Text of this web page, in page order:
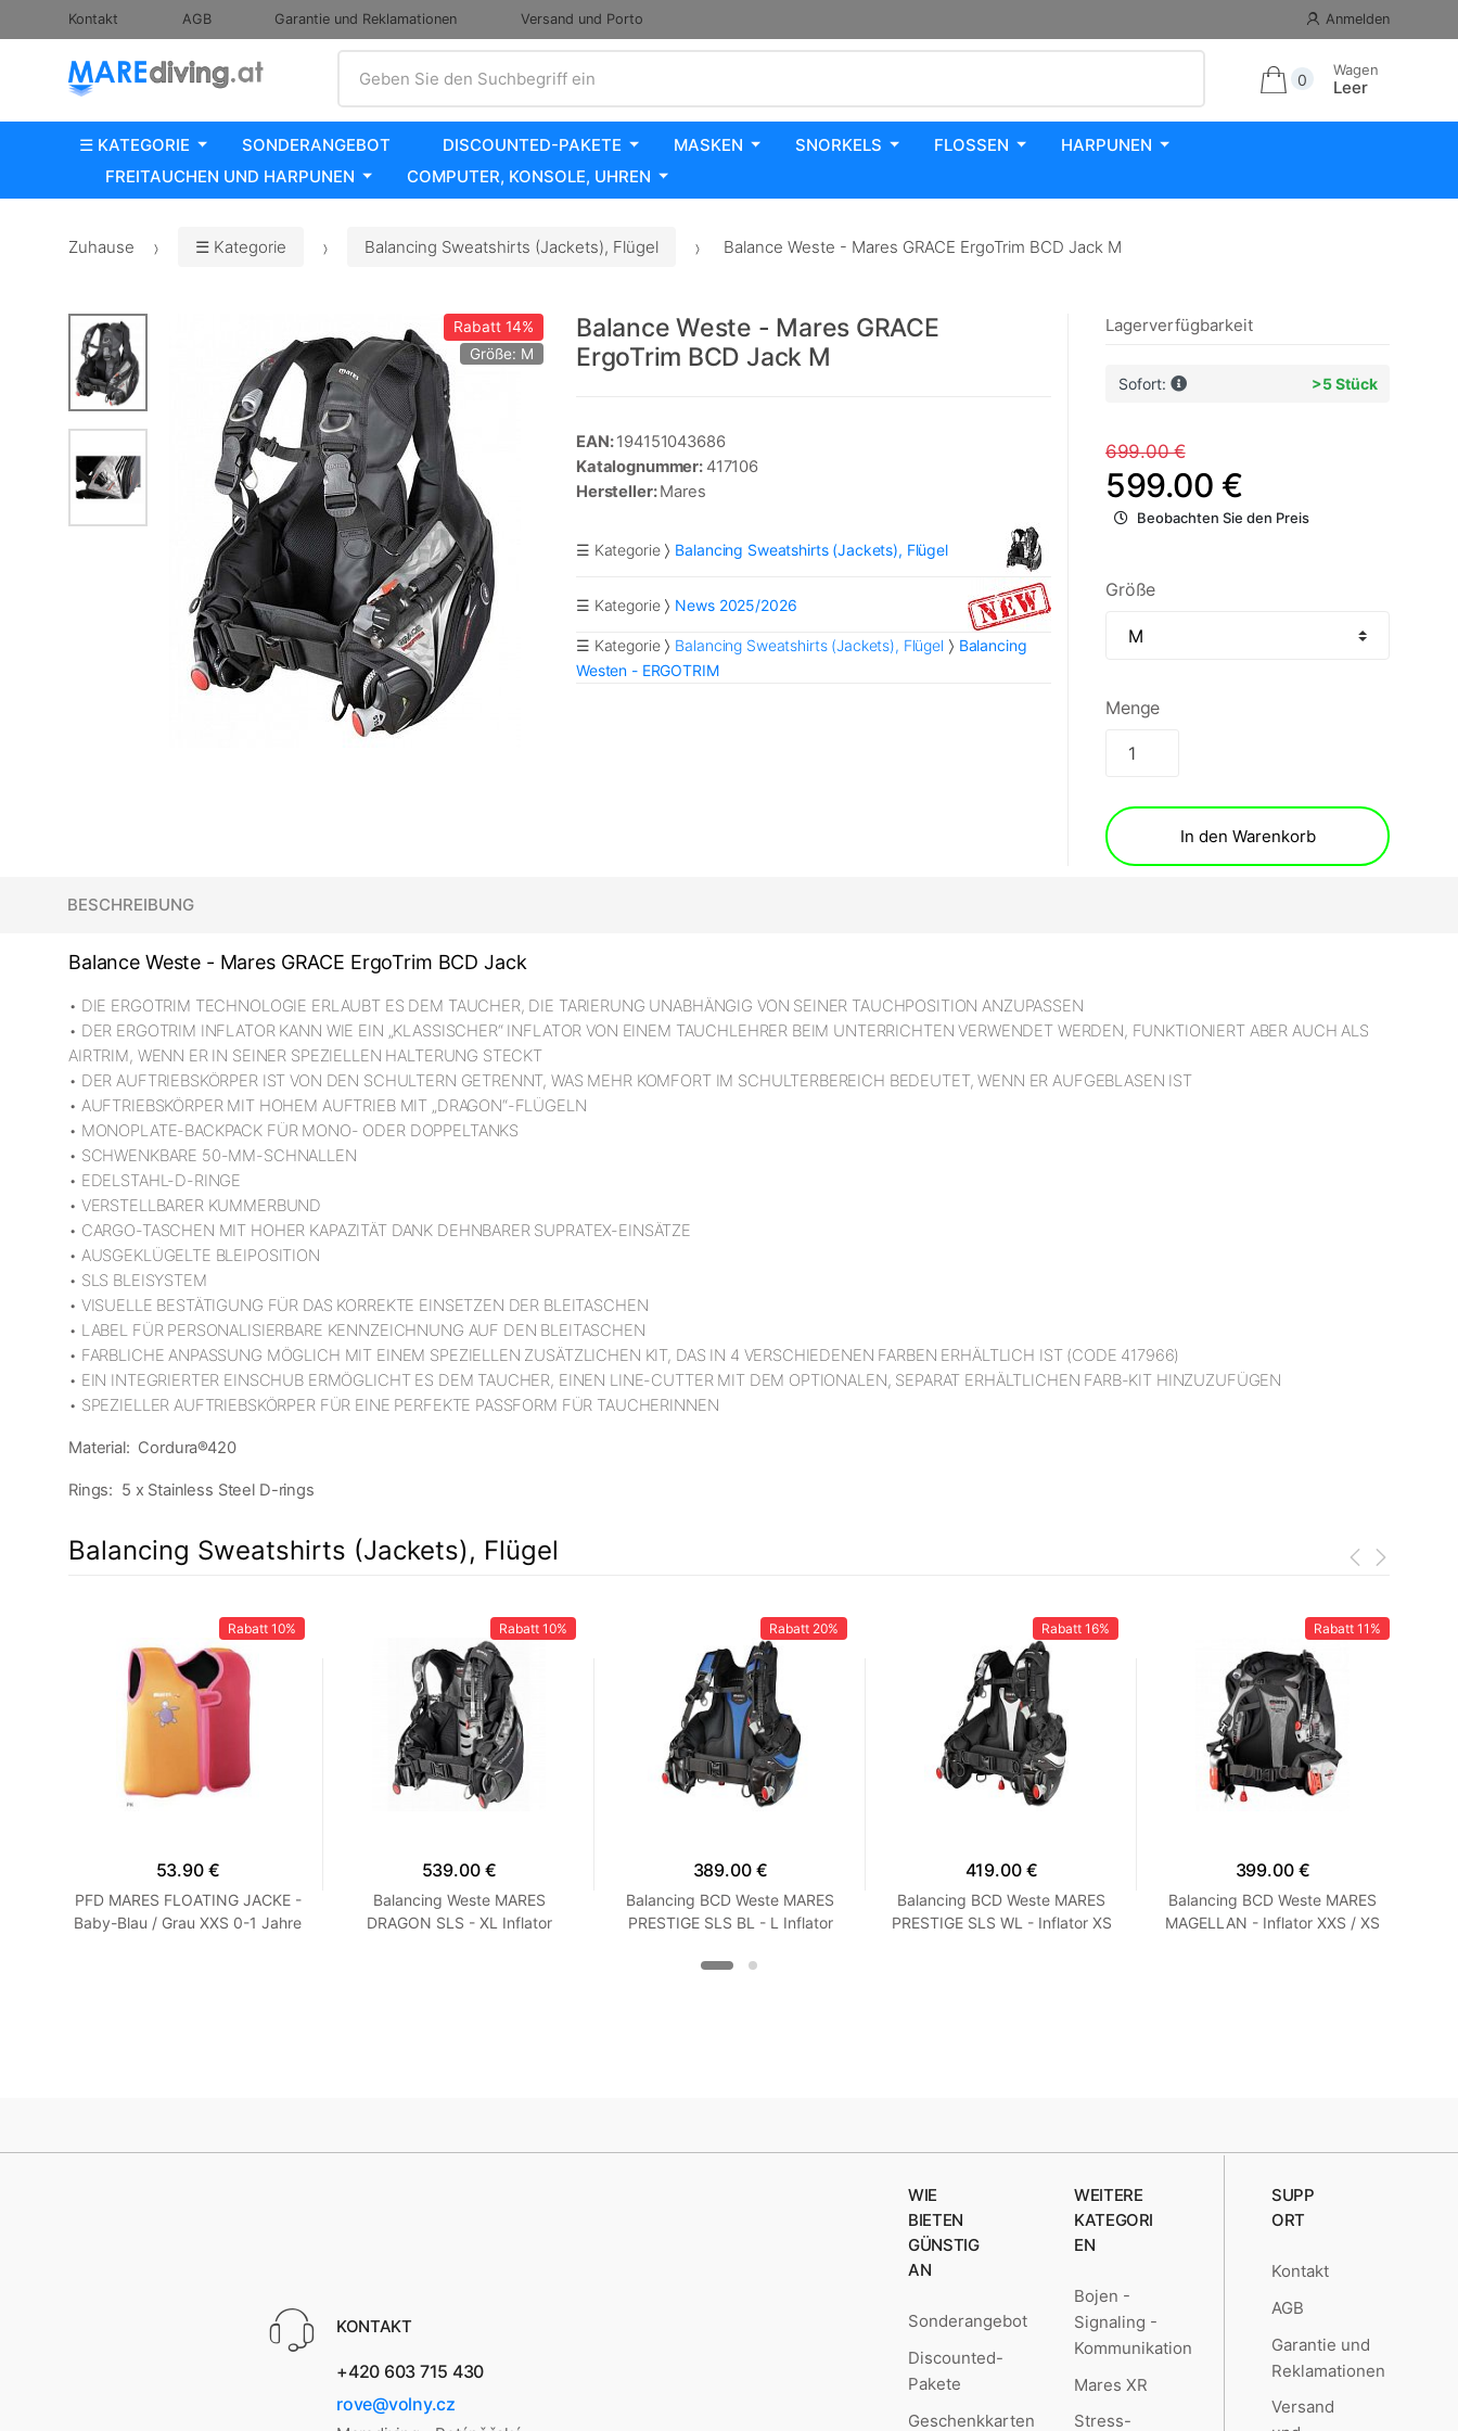
Kontakt AGB Garantie und Reklamationen Versand und Porto Anmelden
Geben Sie den Suchbegriff ein
0
Wagen
Leer
☰ KATEGORIE SONDERANGEBOT DISCOUNTED-PAKETE MASKEN SNORKELS FLOSSEN
HARPUNEN
FREITAUCHEN UND HARPUNEN
COMPUTER, KONSOLE, UHREN
Zuhause ☰ Kategorie Balancing Sweatshirts (Jackets), Flügel Balance Weste - Mares GRACE ErgoTrim BCD Jack M
Rabatt14%
Größe: M
Balance Weste - Mares GRACE
ErgoTrim BCD Jack M
EAN:194151043686
Katalognummer: 417106
Hersteller:Mares
☰ Kategorie Balancing Sweatshirts (Jackets), Flügel
☰ Kategorie News 2025/2026
☰ Kategorie Balancing Sweatshirts (Jackets), Flügel
Balancing
Westen - ERGOTRIM
Lagerverfügbarkeit
Sofort: >5 Stück
699.00 €
599.00 €
Beobachten Sie den Preis
Größe
Menge
In den Warenkorb
BESCHREIBUNG
Balance Weste - Mares GRACE ErgoTrim BCD Jack
• DIE ERGOTRIM TECHNOLOGIE ERLAUBT ES DEM TAUCHER, DIE TARIERUNG UNABHÄNGIG VON SEINER TAUCHPOSITION ANZUPASSEN
• DER ERGOTRIM INFLATOR KANN WIE EIN „KLASSISCHER“ INFLATOR VON EINEM TAUCHLEHRER BEIM UNTERRICHTEN VERWENDET WERDEN, FUNKTIONIERT ABER AUCH ALS
AIRTRIM, WENN ER IN SEINER SPEZIELLEN HALTERUNG STECKT
• DER AUFTRIEBSKÖRPER IST VON DEN SCHULTERN GETRENNT, WAS MEHR KOMFORT IM SCHULTERBEREICH BEDEUTET, WENN ER AUFGEBLASEN IST
• AUFTRIEBSKÖRPER MIT HOHEM AUFTRIEB MIT „DRAGON“-FLÜGELN
• MONOPLATE-BACKPACK FÜR MONO- ODER DOPPELTANKS
• SCHWENKBARE 50-MM-SCHNALLEN
• EDELSTAHL-D-RINGE
• VERSTELLBARER KUMMERBUND
• CARGO-TASCHEN MIT HOHER KAPAZITÄT DANK DEHNBARER SUPRATEX-EINSÄTZE
• AUSGEKLÜGELTE BLEIPOSITION
• SLS BLEISYSTEM
• VISUELLE BESTÄTIGUNG FÜR DAS KORREKTE EINSETZEN DER BLEITASCHEN
• LABEL FÜR PERSONALISIERBARE KENNZEICHNUNG AUF DEN BLEITASCHEN
• FARBLICHE ANPASSUNG MÖGLICH MIT EINEM SPEZIELLEN ZUSÄTZLICHEN KIT, DAS IN 4 VERSCHIEDENEN FARBEN ERHÄLTLICH IST (CODE 417966)
• EIN INTEGRIERTER EINSCHUB ERMÖGLICHT ES DEM TAUCHER, EINEN LINE-CUTTER MIT DEM OPTIONALEN, SEPARAT ERHÄLTLICHEN FARB-KIT HINZUZUFÜGEN
• SPEZIELLER AUFTRIEBSKÖRPER FÜR EINE PERFEKTE PASSFORM FÜR TAUCHERINNEN
Material: Cordura®420
Rings: 5 x Stainless Steel D-rings
Balancing Sweatshirts (Jackets), Flügel
Rabatt 10%
53.90 €
PFD MARES FLOATING JACKE -
Baby-Blau / Grau XXS 0-1 Jahre
Rabatt 10%
539.00 €
Balancing Weste MARES
DRAGON SLS - XL Inflator
Rabatt 20%
389.00 €
Balancing BCD Weste MARES
PRESTIGE SLS BL - L Inflator
Rabatt 16%
419.00 €
Balancing BCD Weste MARES
PRESTIGE SLS WL - Inflator XS
Rabatt 11%
399.00 €
Balancing BCD Weste MARES
MAGELLAN - Inflator XXS / XS
KONTAKT
+420 603 715 430
rove@volny.cz
WIE
BIETEN
GÜNSTIG
AN
Sonderangebot
Discounted-
Pakete
Geschenkkarten
WEITERE
KATEGORI
EN
Bojen -
Signaling -
Kommunikation
Mares XR
Stress-
SUPP
ORT
Kontakt
AGB
Garantie und
Reklamationen
Versand